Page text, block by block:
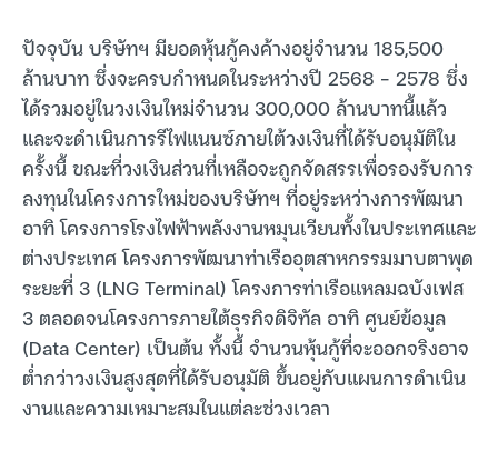
ปัจจุบัน บริษัทฯ มียอดหุ้นกู้คงค้างอยู่จำนวน 185,500
ล้านบาท ซึ่งจะครบกำหนดในระหว่างปี 2568 – 2578 ซึ่ง
ได้รวมอยู่ในวงเงินใหม่จำนวน 300,000 ล้านบาทนี้แล้ว
และจะดำเนินการรีไฟแนนซ์ภายใต้วงเงินที่ได้รับอนุมัติใน
ครั้งนี้ ขณะที่วงเงินส่วนที่เหลือจะถูกจัดสรรเพื่อรองรับการ
ลงทุนในโครงการใหม่ของบริษัทฯ ที่อยู่ระหว่างการพัฒนา
อาทิ โครงการโรงไฟฟ้าพลังงานหมุนเวียนทั้งในประเทศและ
ต่างประเทศ โครงการพัฒนาท่าเรืออุตสาหกรรมมาบตาพุด
ระยะที่ 3 (LNG Terminal) โครงการท่าเรือแหลมฉบังเฟส
3 ตลอดจนโครงการภายใต้ธุรกิจดิจิทัล อาทิ ศูนย์ข้อมูล
(Data Center) เป็นต้น ทั้งนี้ จำนวนหุ้นกู้ที่จะออกจริงอาจ
ต่ำกว่าวงเงินสูงสุดที่ได้รับอนุมัติ ขึ้นอยู่กับแผนการดำเนิน
งานและความเหมาะสมในแต่ละช่วงเวลา